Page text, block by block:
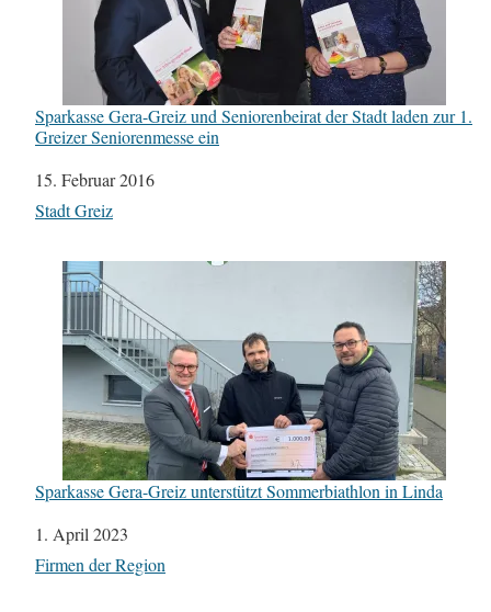
Sparkasse Gera-Greiz und Seniorenbeirat der Stadt laden zur 1.
Greizer Seniorenmesse ein
Datum
15. Februar 2016
In Bezug auf
Stadt Greiz
Sparkasse Gera-Greiz unterstützt Sommerbiathlon in Linda
Datum
1. April 2023
In Bezug auf
Firmen der Region